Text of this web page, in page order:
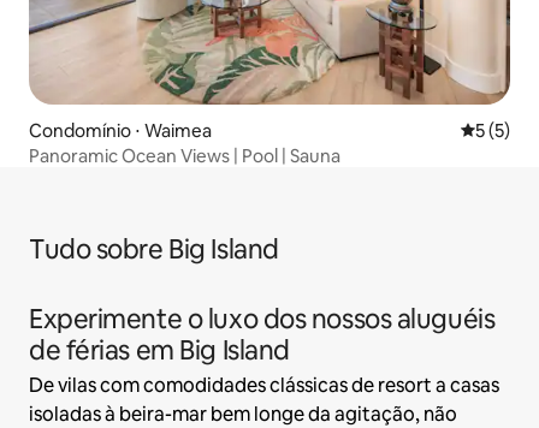
Condomínio ⋅ Waimea 5 de
5 (5)
Panoramic Ocean Views | Pool | Sauna
Tudo sobre Big Island
Experimente o luxo dos nossos aluguéis
de férias em Big Island
De vilas com comodidades clássicas de resort a casas
isoladas à beira-mar bem longe da agitação, não